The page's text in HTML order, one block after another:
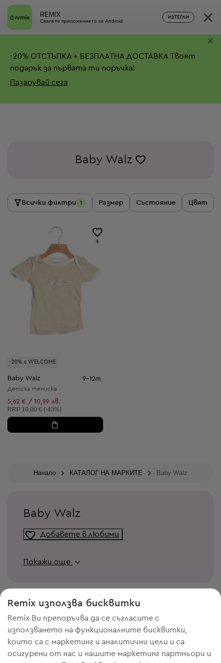
REMIX
Свалете приложението за Android
ИЗТЕГЛИ ×
-20% ОТСТЪПКА + БЕЗПЛАТНА ДОСТАВКА Твоят
подарък за първата ти поръчка!
Пазарувай сега
×
Baby Walz
Всички филтри 1 Размер Състояние Цвят
-20% с WELCOME
4
Baby Walz 9-12m
Детска тениска
5,62 € / 10,99 лв.
Препоръчителна цена:
RRP 10,00 € (-43%)
Начало КАТАЛОГ НА МАРКИТЕ Baby Walz
Baby Walz
Добавете в любими
Покажи още
Remix използва бисквитки
Remix Ви препоръчва да се съгласите с
използването на функционалните бисквитки,
които са с маркетинг и аналитични цели и са
осигурени от нас и нашите маркетинг партньори и